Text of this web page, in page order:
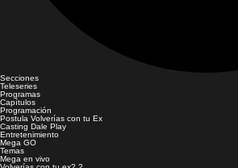
Secciones
Teleseries
Programas
Capítulos
Programación
Postula Volverías con tu Ex
Casting Dale Play
Entretenimiento
Mega GO
Temas
Mega en vivo